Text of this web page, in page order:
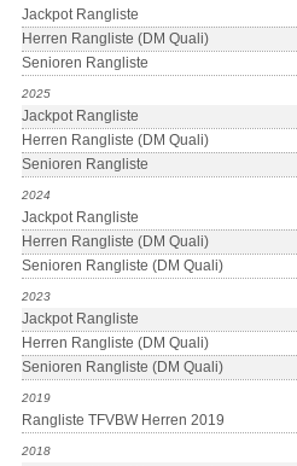
Jackpot Rangliste
Herren Rangliste (DM Quali)
Senioren Rangliste
2025
Jackpot Rangliste
Herren Rangliste (DM Quali)
Senioren Rangliste
2024
Jackpot Rangliste
Herren Rangliste (DM Quali)
Senioren Rangliste (DM Quali)
2023
Jackpot Rangliste
Herren Rangliste (DM Quali)
Senioren Rangliste (DM Quali)
2019
Rangliste TFVBW Herren 2019
2018